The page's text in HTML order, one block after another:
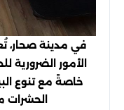
في مدينة صحار،
الأمور
خاصةً مع تنوع
الحشرات